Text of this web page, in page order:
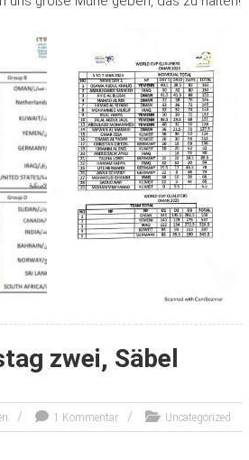
zwei, Säbel
1 Kommentar Uncategorized